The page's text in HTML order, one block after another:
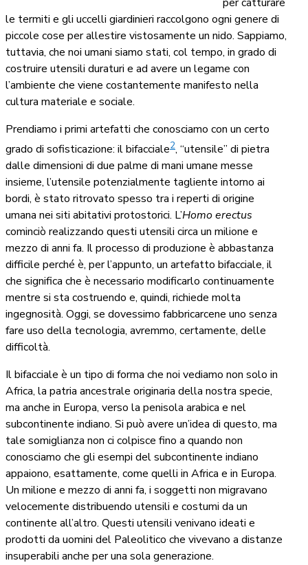
le termiti e gli uccelli giardinieri raccolgono ogni genere di
piccole cose per allestire vistosamente un nido. Sappiamo,
tuttavia, che noi umani siamo stati, col tempo, in grado di
costruire utensili duraturi e ad avere un legame con
l’ambiente che viene costantemente manifesto nella
cultura materiale e sociale.
Prendiamo i primi artefatti che conosciamo con un certo
grado di sofisticazione: il bifacciale2, “utensile” di pietra
dalle dimensioni di due palme di mani umane messe
insieme, l’utensile potenzialmente tagliente intorno ai
bordi, è stato ritrovato spesso tra i reperti di origine
umana nei siti abitativi protostorici. L’Homo erectus
cominciò realizzando questi utensili circa un milione e
mezzo di anni fa. Il processo di produzione è abbastanza
difficile perché è, per l’appunto, un artefatto bifacciale, il
che significa che è necessario modificarlo continuamente
mentre si sta costruendo e, quindi, richiede molta
ingegnosità. Oggi, se dovessimo fabbricarcene uno senza
fare uso della tecnologia, avremmo, certamente, delle
difficoltà.
Il bifacciale è un tipo di forma che noi vediamo non solo in
Africa, la patria ancestrale originaria della nostra specie,
ma anche in Europa, verso la penisola arabica e nel
subcontinente indiano. Si può avere un’idea di questo, ma
tale somiglianza non ci colpisce fino a quando non
conosciamo che gli esempi del subcontinente indiano
appaiono, esattamente, come quelli in Africa e in Europa.
Un milione e mezzo di anni fa, i soggetti non migravano
velocemente distribuendo utensili e costumi da un
continente all’altro. Questi utensili venivano ideati e
prodotti da uomini del Paleolitico che vivevano a distanze
insuperabili anche per una sola generazione.